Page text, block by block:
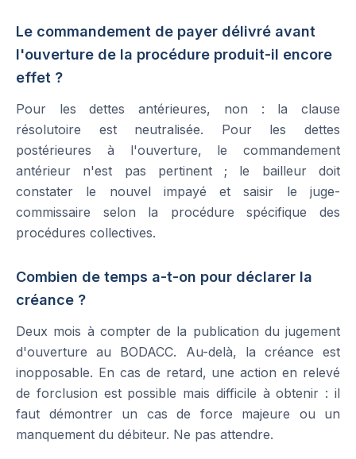
Le commandement de payer délivré avant
l'ouverture de la procédure produit-il encore
effet ?
Pour les dettes antérieures, non : la clause
résolutoire est neutralisée. Pour les dettes
postérieures à l'ouverture, le commandement
antérieur n'est pas pertinent ; le bailleur doit
constater le nouvel impayé et saisir le juge-
commissaire selon la procédure spécifique des
procédures collectives.
Combien de temps a-t-on pour déclarer la
créance ?
Deux mois à compter de la publication du jugement
d'ouverture au BODACC. Au-delà, la créance est
inopposable. En cas de retard, une action en relevé
de forclusion est possible mais difficile à obtenir : il
faut démontrer un cas de force majeure ou un
manquement du débiteur. Ne pas attendre.